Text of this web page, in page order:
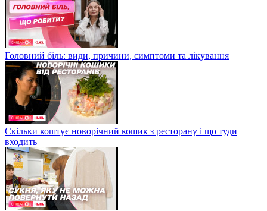
Головний біль: види, причини, симптоми та лікування
Скільки коштує новорічний кошик з ресторану і що туди
входить